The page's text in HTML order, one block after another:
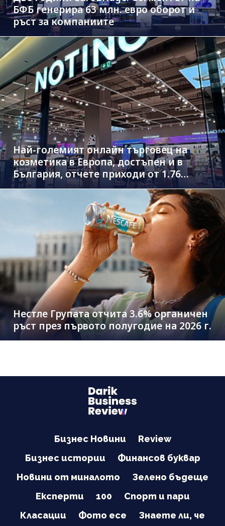
БФБ генерира 63 млн. евро оборот и
ръст за компаниите
Най-големият онлайн търговец на
козметика в Европа, достъпен и в
България, отчете приходи от 1.76
млрд. евро
Нестле Групата отчита 3.6% органичен
ръст през първото полугодие на 2026 г.
Бизнес Новини
Review
Бизнес истории
Финансов буквар
Новини от миналото
Зелено бъдеще
Експерти
100
Спорт и пари
Класации
Фото есе Знаете ли, че